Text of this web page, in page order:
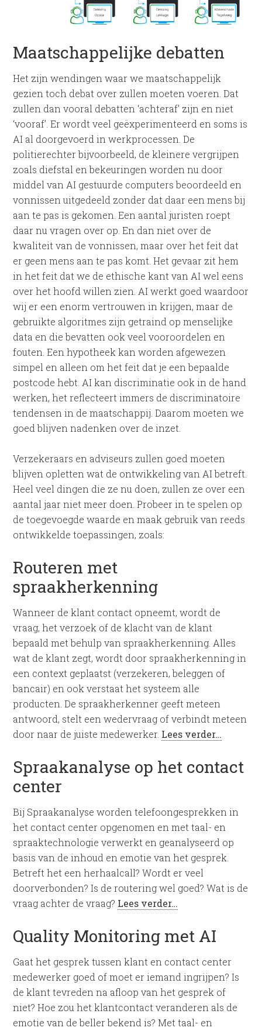
Maatschappelijke debatten
Het zijn wendingen waar we maatschappelijk
gezien toch debat over zullen moeten voeren. Dat
zullen dan vooral debatten ‘achteraf’ zijn en niet
‘vooraf’. Er wordt veel geëxperimenteerd en soms is
AI al doorgevoerd in werkprocessen. De
politierechter bijvoorbeeld, de kleinere vergrijpen
zoals diefstal en bekeuringen worden nu door
middel van AI gestuurde computers beoordeeld en
vonnissen uitgedeeld zonder dat daar een mens bij
aan te pas is gekomen. Een aantal juristen roept
daar nu vragen over op. En dan niet over de
kwaliteit van de vonnissen, maar over het feit dat
er geen mens aan te pas komt. Het gevaar zit hem
in het feit dat we de ethische kant van AI wel eens
over het hoofd willen zien. AI werkt goed waardoor
wij er een enorm vertrouwen in krijgen, maar de
gebruikte algoritmes zijn getraind op menselijke
data en die bevatten ook veel vooroordelen en
fouten. Een hypotheek kan worden afgewezen
simpel en alleen om het feit dat je een bepaalde
postcode hebt. AI kan discriminatie ook in de hand
werken, het reflecteert immers de discriminatoire
tendensen in de maatschappij. Daarom moeten we
goed blijven nadenken over de inzet.
Verzekeraars en adviseurs zullen goed moeten
blijven opletten wat de ontwikkeling van AI betreft.
Heel veel dingen die ze nu doen, zullen ze over een
aantal jaar niet meer doen. Probeer in te spelen op
de toegevoegde waarde en maak gebruik van reeds
ontwikkelde toepassingen, zoals:
Routeren met
spraakherkenning
Wanneer de klant contact opneemt, wordt de
vraag, het verzoek of de klacht van de klant
bepaald met behulp van spraakherkenning. Alles
wat de klant zegt, wordt door spraakherkenning in
een context geplaatst (verzekeren, beleggen of
bancair) en ook verstaat het systeem alle
producten. De spraakherkenner geeft meteen
antwoord, stelt een wedervraag of verbindt meteen
door naar de juiste medewerker. Lees verder…
Spraakanalyse op het contact
center
Bij Spraakanalyse worden telefoongesprekken in
het contact center opgenomen en met taal- en
spraaktechnologie verwerkt en geanalyseerd op
basis van de inhoud en emotie van het gesprek.
Betreft het een herhaalcall? Wordt er veel
doorverbonden? Is de routering wel goed? Wat is de
vraag achter de vraag? Lees verder…
Quality Monitoring met AI
Gaat het gesprek tussen klant en contact center
medewerker goed of moet er iemand ingrijpen? Is
de klant tevreden na afloop van het gesprek of
niet? Hoe zou het klantcontact veranderen als de
emotie van de beller bekend is? Met taal- en